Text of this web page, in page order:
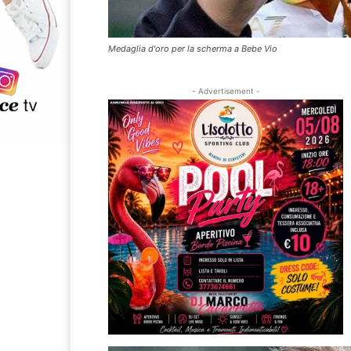
Medaglia d'oro per la scherma a Bebe Vio
- Advertisement -